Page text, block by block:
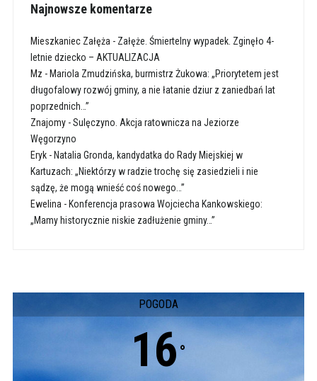
Najnowsze komentarze
Mieszkaniec Załęża - Załęże. Śmiertelny wypadek. Zginęło 4-
letnie dziecko – AKTUALIZACJA
Mz - Mariola Zmudzińska, burmistrz Żukowa: „Priorytetem jest
długofalowy rozwój gminy, a nie łatanie dziur z zaniedbań lat
poprzednich…”
Znajomy-Sulęczyno. Akcja ratownicza na Jeziorze
Węgorzyno
Eryk- Natalia Gronda, kandydatka do Rady Miejskiej w
Kartuzach: „Niektórzy w radzie trochę się zasiedzieli i nie
sądzę, że mogą wnieść coś nowego…”
Ewelina - Konferencja prasowa Wojciecha Kankowskiego:
„Mamy historycznie niskie zadłużenie gminy…”
POGODA
16 °